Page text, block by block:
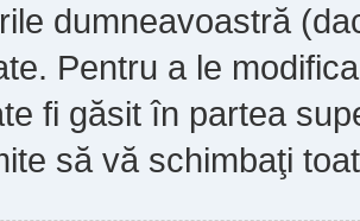
dumneavoastră
Pentru a le
fi găsit în partea
să vă schimbaţi